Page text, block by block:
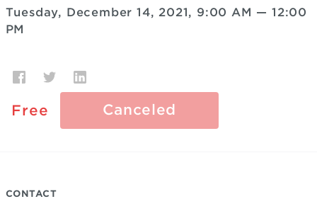
Tuesday, December 14, 2021, 9:00 AM — 12:00
PM
Free Canceled
CONTACT